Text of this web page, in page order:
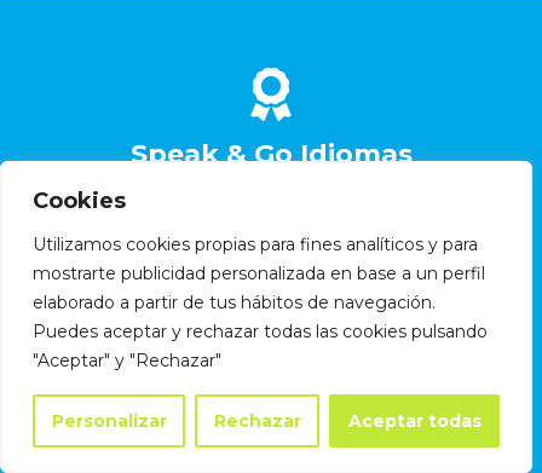
Cookies
Utilizamos cookies propias para fines analíticos y para
mostrarte publicidad personalizada en base a un perfil
elaborado a partir de tus hábitos de navegación.
Puedes aceptar y rechazar todas las cookies pulsando
"Aceptar" y "Rechazar"
Personalizar Rechazar Aceptar todas
Speak & Go Idiomas
La satisfacción de nuestros clientes es
nuestra mejor publicidad.
Dirección